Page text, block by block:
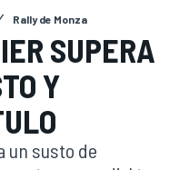
Rally de Monza
SUPERA
Y
un susto de